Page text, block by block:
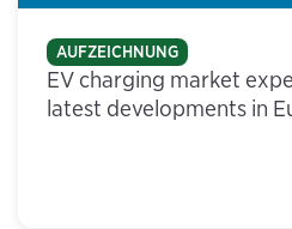
AUFZEICHNUNG
EV charging market
latest developments in